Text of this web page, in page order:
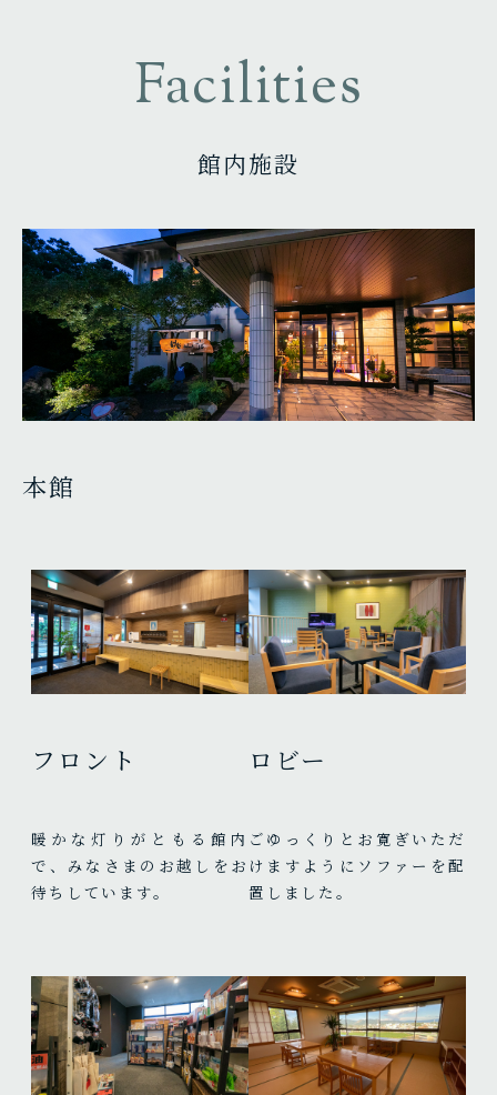
Facilities
館内施設
本館
フロント
暖かな灯りがともる館内
で、みなさまのお越しをお
待ちしています。
ロビー
ごゆっくりとお寛ぎいただ
けますようにソファーを配
置しました。